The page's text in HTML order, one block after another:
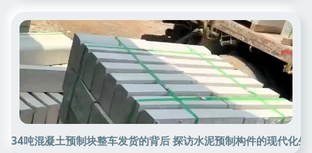
34吨混凝土预制块整车发货的背后 探访水泥预制构件的现代化生